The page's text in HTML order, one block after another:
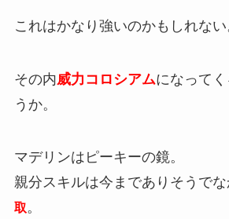
これはかなり強いのかもしれない
その内威力コロシアムになって
うか。
マデリンはピーキーの鏡。
親分スキルは今までありそうでな
取。